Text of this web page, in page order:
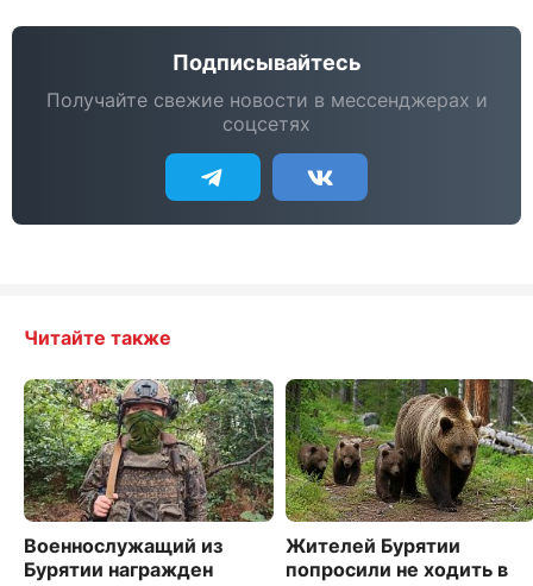
Подписывайтесь
Получайте свежие новости в мессенджерах и
соцсетях
Читайте также
Военнослужащий из
Бурятии награжден
Жителей Бурятии
попросили не ходить в